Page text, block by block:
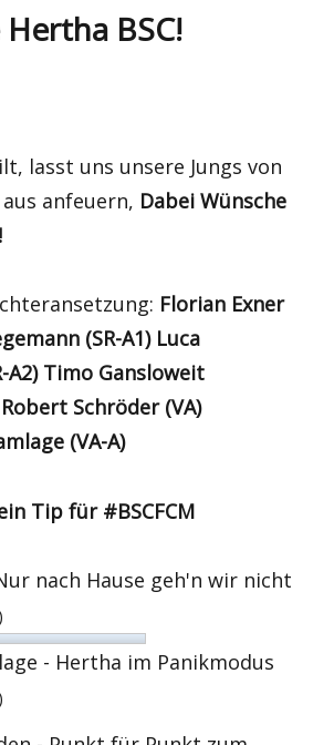
BSC!
lasst uns unsere Jungs von
anfeuern, Dabei Wünsche
Florian Exner
(SR-A1) Luca
A2) Timo Gansloweit
Schröder (VA)
(VA-A)
Tip für #BSCFCM
nach Hause geh'n wir nicht
- Hertha im Panikmodus